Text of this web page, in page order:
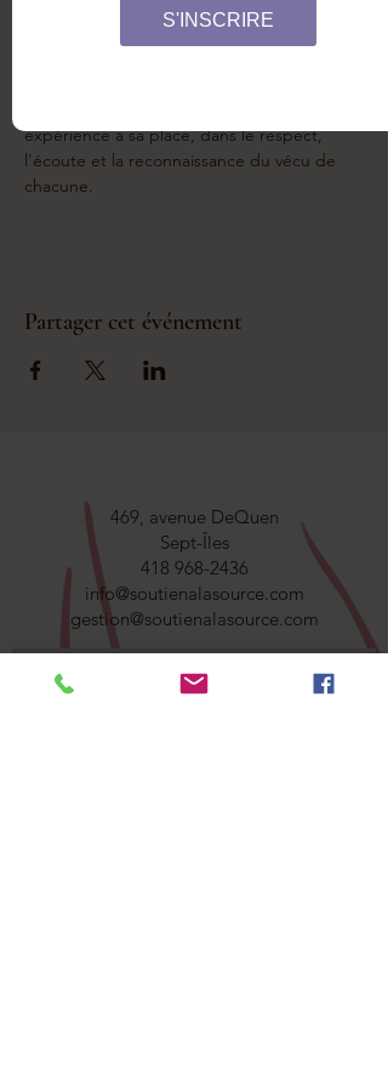
Cet atelier offre un espace sécuritaire et
expérience a sa place, dans le respect,
l'écoute et la reconnaissance du vécu de
chacune.
Partager cet événement
469, avenue DeQuen
Sept-Îles
418 968-2436
info@soutienalasource.com
gestion@soutienalasource.com
CONTACTEZ-NOUS
S'INSCRIRE